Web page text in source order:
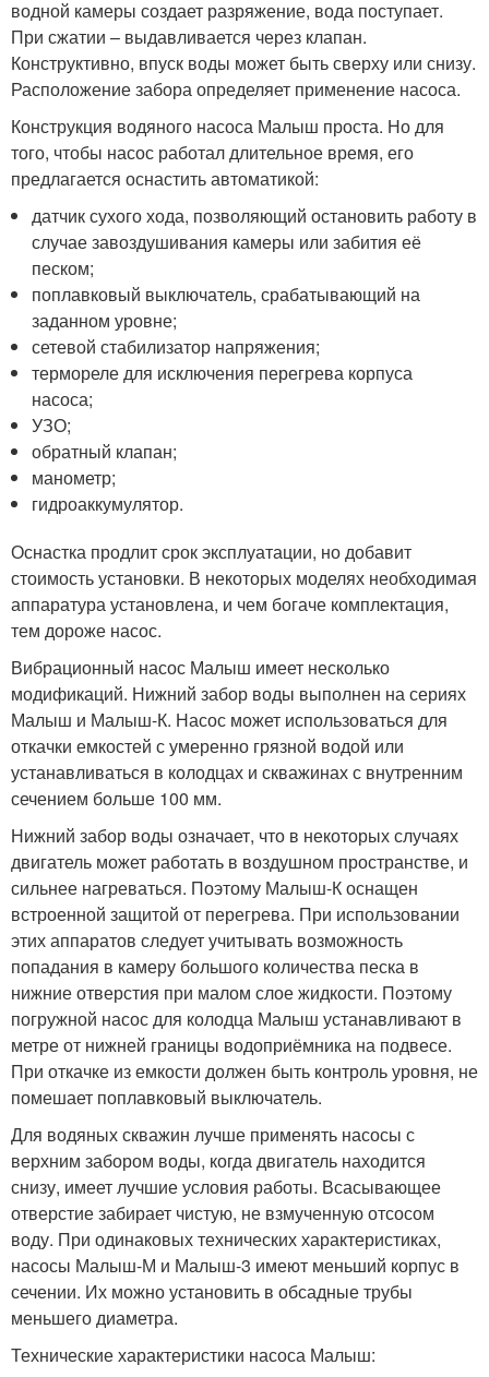
водной камеры создает разряжение, вода поступает.
При сжатии – выдавливается через клапан.
Конструктивно, впуск воды может быть сверху или снизу.
Расположение забора определяет применение насоса.
Конструкция водяного насоса Малыш проста. Но для
того, чтобы насос работал длительное время, его
предлагается оснастить автоматикой:
датчик сухого хода, позволяющий остановить работу в
случае завоздушивания камеры или забития её
песком;
поплавковый выключатель, срабатывающий на
заданном уровне;
сетевой стабилизатор напряжения;
термореле для исключения перегрева корпуса
насоса;
УЗО;
обратный клапан;
манометр;
гидроаккумулятор.
Оснастка продлит срок эксплуатации, но добавит
стоимость установки. В некоторых моделях необходимая
аппаратура установлена, и чем богаче комплектация,
тем дороже насос.
Вибрационный насос Малыш имеет несколько
модификаций. Нижний забор воды выполнен на сериях
Малыш и Малыш-К. Насос может использоваться для
откачки емкостей с умеренно грязной водой или
устанавливаться в колодцах и скважинах с внутренним
сечением больше 100 мм.
Нижний забор воды означает, что в некоторых случаях
двигатель может работать в воздушном пространстве, и
сильнее нагреваться. Поэтому Малыш-К оснащен
встроенной защитой от перегрева. При использовании
этих аппаратов следует учитывать возможность
попадания в камеру большого количества песка в
нижние отверстия при малом слое жидкости. Поэтому
погружной насос для колодца Малыш устанавливают в
метре от нижней границы водоприёмника на подвесе.
При откачке из емкости должен быть контроль уровня, не
помешает поплавковый выключатель.
Для водяных скважин лучше применять насосы с
верхним забором воды, когда двигатель находится
снизу, имеет лучшие условия работы. Всасывающее
отверстие забирает чистую, не взмученную отсосом
воду. При одинаковых технических характеристиках,
насосы Малыш-М и Малыш-3 имеют меньший корпус в
сечении. Их можно установить в обсадные трубы
меньшего диаметра.
Технические характеристики насоса Малыш: